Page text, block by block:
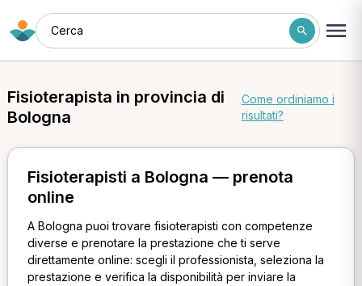
Cerca
Fisioterapista in provincia di
Bologna
Come ordiniamo i
risultati?
Fisioterapisti a Bologna — prenota
online
A Bologna puoi trovare fisioterapisti con competenze
diverse e prenotare la prestazione che ti serve
direttamente online: scegli il professionista, seleziona la
prestazione e verifica la disponibilità per inviare la